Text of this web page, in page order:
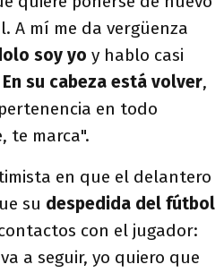
A mí me da vergüenza
soy yo y hablo casi
En su cabeza está volver,
en todo
te marca".
en que el delantero
su despedida del fútbol
con el jugador:
a seguir, yo quiero que